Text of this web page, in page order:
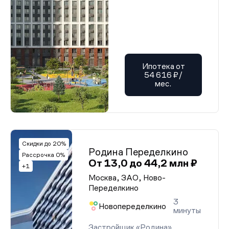
Ипотека от
54 616 ₽/
мес.
Скидки до 20%
Рассрочка 0%
+1
Родина Переделкино
От 13,0 до 44,2 млн ₽
Москва, ЗАО, Ново-
Переделкино
Новопеределкино
3
минуты
Застройщик «Родина»